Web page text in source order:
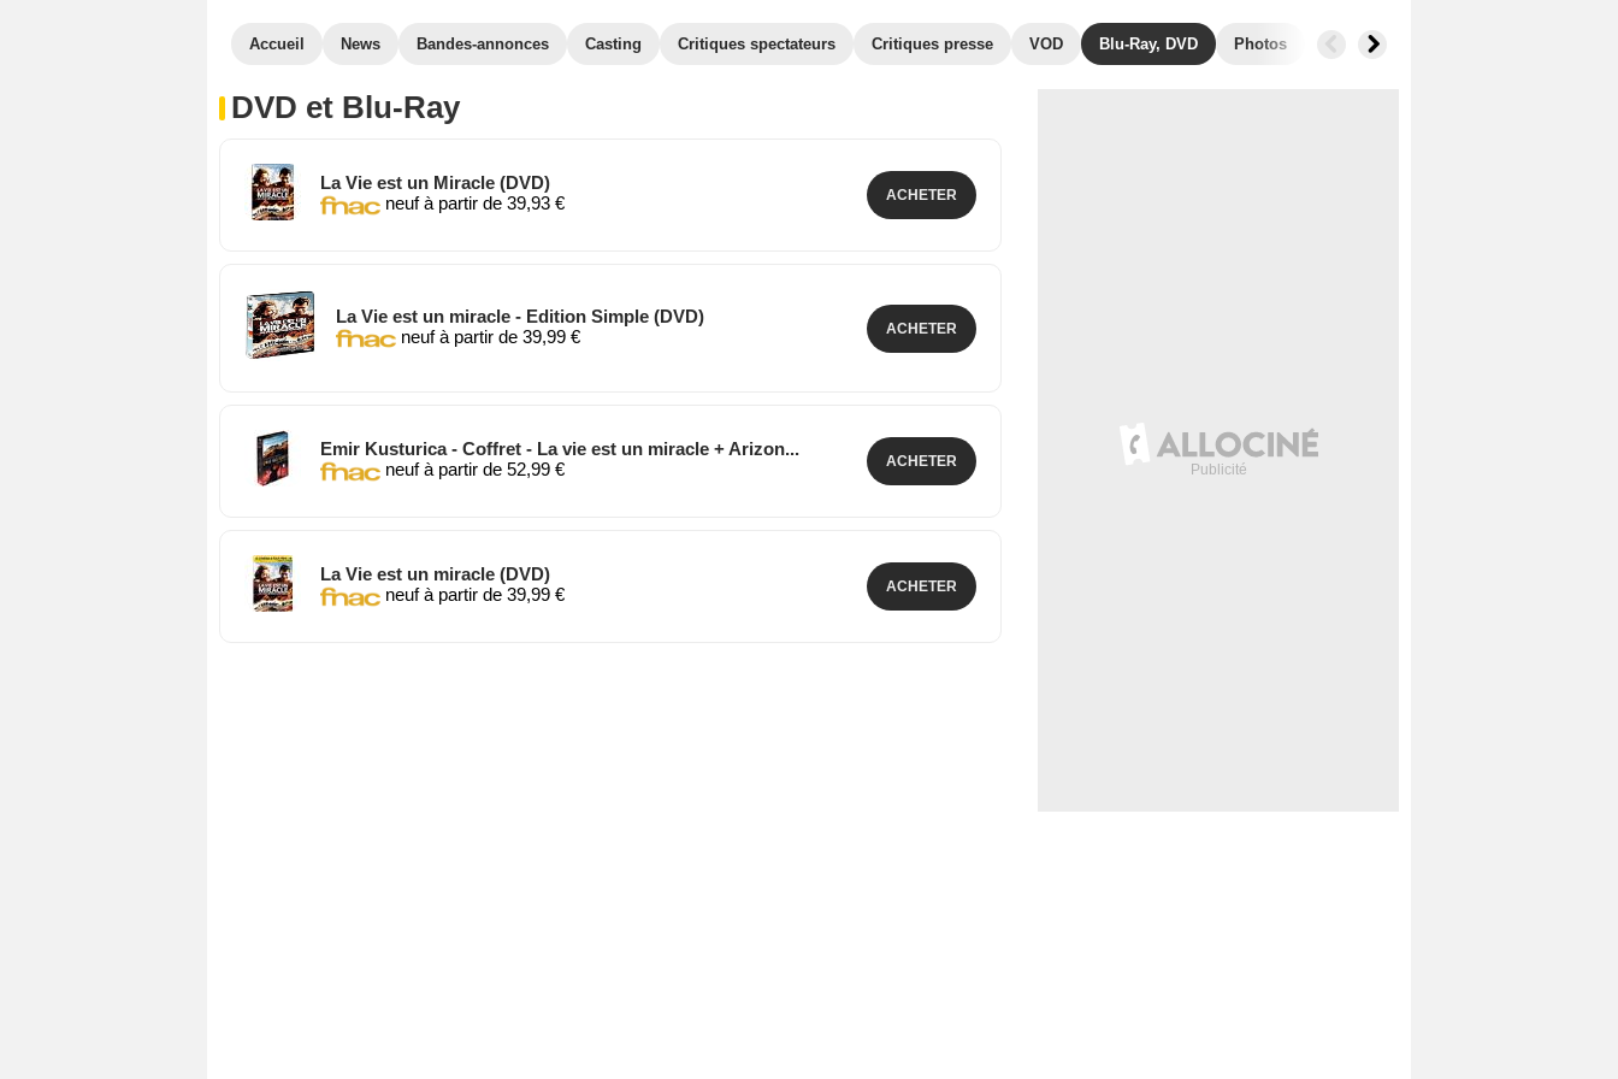
Accueil News Bandes-annonces Casting Critiques spectateurs Critiques presse VOD Blu-Ray, DVD Photos Musique
DVD et Blu-Ray
La Vie est un Miracle (DVD)
neuf à partir de 39,93 €
ACHETER
La Vie est un miracle - Edition Simple (DVD)
neuf à partir de 39,99 €
ACHETER
Emir Kusturica - Coffret - La vie est un miracle + Arizon...
neuf à partir de 52,99 €
ACHETER
La Vie est un miracle (DVD)
neuf à partir de 39,99 €
ACHETER